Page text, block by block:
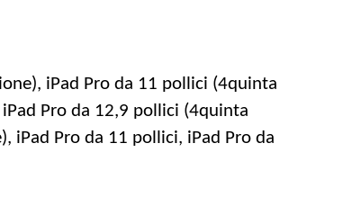
iPad Pro da 11 pollici (4quinta
Pro da 12,9 pollici (4quinta
iPad Pro da 11 pollici, iPad Pro da